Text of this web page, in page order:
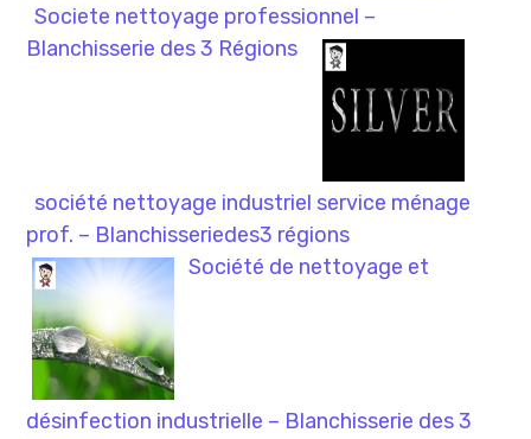
Societe nettoyage professionnel –
Blanchisserie des 3 Régions
société nettoyage industriel service ménage
prof. – Blanchisseriedes3 régions
Société de nettoyage et
désinfection industrielle – Blanchisserie des 3